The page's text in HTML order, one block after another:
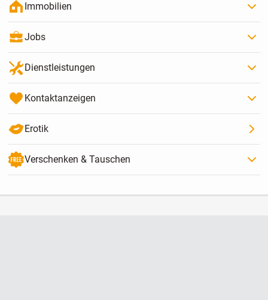
Immobilien
Jobs
Dienstleistungen
Kontaktanzeigen
Erotik
Verschenken & Tauschen